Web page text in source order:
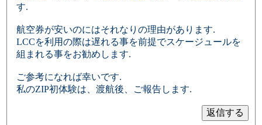
す.
航空券が安いのにはそれなりの理由があります.
LCCを利用の際は遅れる事を前提でスケージュールを
組まれる事をお勧めします.
ご参考になれば幸いです.
私のZIP初体験は、渡航後、ご報告します.